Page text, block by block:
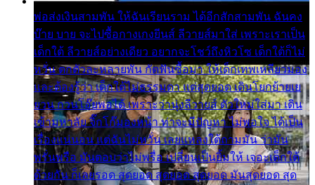
พ่อส่งเงินสามพัน ให้ฉันเรียนราม ได้อีกสักสามพัน ฉันคง
บ๊าย บาย จะไปซื้อกางเกงยีนส์ ลีวายส์มาใส่ เพราะเราเป็น
เด็กใต้ ลีวายส์อย่างเดียว อยากจะโชว์ถึงหิวโซ เด็กใต้ก็ไม่
หวั่น ตกตัวละหลายพัน กัดฟันซื้อมา ให้เด็กเทพเหลียวมอง
และต้องรู้ว่า เด็กใต้ไม่ธรรมดา แต่สุดยอด เดินโยกย้ายเย
ยวน กวนโอ๊ยพอได้ เพราะว่านุ่งลีวายส์ ตัวใหม่ใส่มา เดิน
เข้ามหาลัย จิ๊กโก๊มองหน้า ท่าจะมีปัญหา ไม่พอใจ ได้เป็น
เรื่องแน่นอน แต่ฉันไม่หวั่น เลยแหลงใต้ถามมัน ว่ามัน
พรั่นพรือ มันตอบว่าไม่พรื่อ เปลี่ยนเป็นยิ้มให้ เจอะเด็กใต้
ด้วยกัน ก็เลยรอด สุดยอด สุดยอด สุดยอด มันสุดยอด สุด